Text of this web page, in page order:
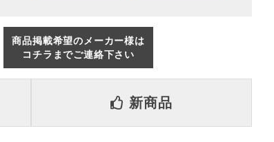
商品掲載希望のメーカー様は
コチラまでご連絡下さい
新商品